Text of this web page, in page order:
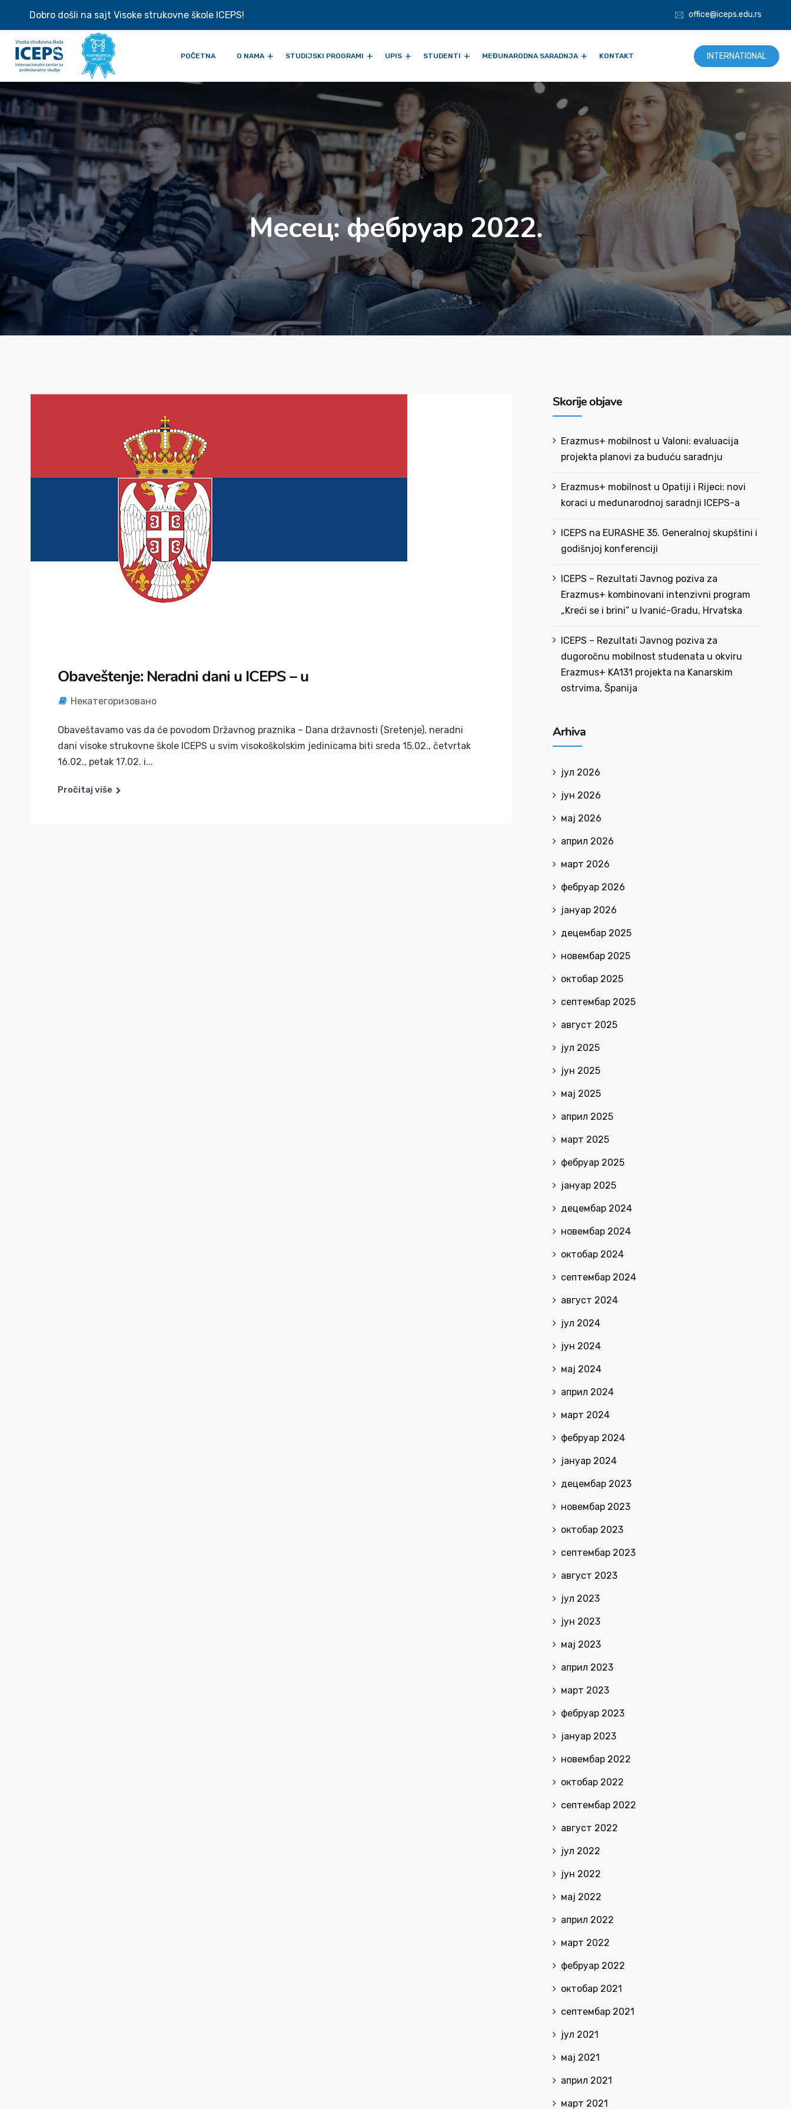
Dobro došli na sajt Visoke strukovne škole ICEPS! office@iceps.edu.rs
POČETNA O NAMA STUDIJSKI PROGRAMI UPIS STUDENTI MEĐUNARODNA SARADNJA KONTAKT INTERNATIONAL
Месец:фебруар 2022.
Obaveštenje: Neradni dani u ICEPS – u
Некатегоризовано
Obaveštavamo vas da će povodom Državnog praznika – Dana državnosti (Sretenje), neradni
dani visoke strukovne škole ICEPS u svim visokoškolskim jedinicama biti sreda 15.02., četvrtak
16.02., petak 17.02. i...
Pročitaj više
Skorije objave
Erazmus+ mobilnost u Valoni: evaluacija
projekta planovi za buduću saradnju
Erazmus+ mobilnost u Opatiji i Rijeci: novi
koraci u međunarodnoj saradnji ICEPS-a
ICEPS na EURASHE 35. Generalnoj skupštini i
godišnjoj konferenciji
ICEPS – Rezultati Javnog poziva za
Erazmus+ kombinovani intenzivni program
„Kreći se i brini” u Ivanić-Gradu, Hrvatska
ICEPS – Rezultati Javnog poziva za
dugoročnu mobilnost studenata u okviru
Erazmus+ KA131 projekta na Kanarskim
ostrvima, Španija
Arhiva
јул 2026
јун 2026
мај 2026
април 2026
март 2026
фебруар 2026
јануар 2026
децембар 2025
новембар 2025
октобар 2025
септембар 2025
август 2025
јул 2025
јун 2025
мај 2025
април 2025
март 2025
фебруар 2025
јануар 2025
децембар 2024
новембар 2024
октобар 2024
септембар 2024
август 2024
јул 2024
јун 2024
мај 2024
април 2024
март 2024
фебруар 2024
јануар 2024
децембар 2023
новембар 2023
октобар 2023
септембар 2023
август 2023
јул 2023
јун 2023
мај 2023
април 2023
март 2023
фебруар 2023
јануар 2023
новембар 2022
октобар 2022
септембар 2022
август 2022
јул 2022
јун 2022
мај 2022
април 2022
март 2022
фебруар 2022
октобар 2021
септембар 2021
јул 2021
мај 2021
април 2021
март 2021